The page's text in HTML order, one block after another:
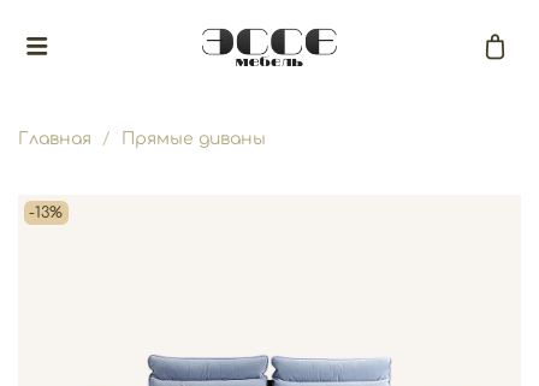
Главная Прямые диваны
-13%